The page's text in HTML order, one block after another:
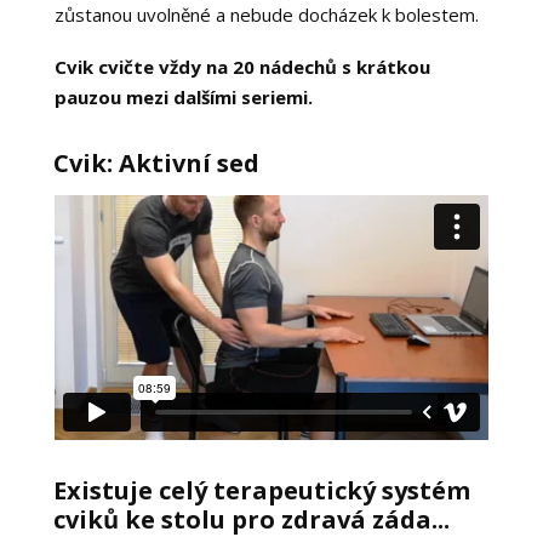
zůstanou uvolněné a nebude docházek k bolestem.
Cvik cvičte vždy na 20 nádechů s krátkou
pauzou mezi dalšími seriemi.
Cvik: Aktivní sed
Existuje celý terapeutický systém
cviků ke stolu pro zdravá záda...